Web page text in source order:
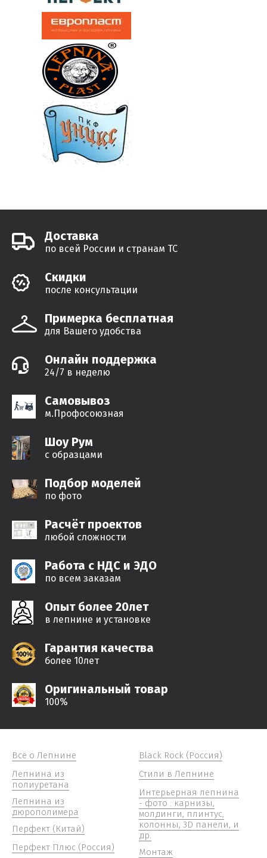
Доставка
по всей России и странам ТС
Cкидки
после консультации
Примерка бесплатная
для Вашего удобства
Онлайн поддержка
24/7 в неделю
Самовывоз
м.Профосоюзная
Шоу Рум
с образцами
Подбор моделей
по фото
Расчёт проектов
любой сложности
Работа с НДС и ЭДО
по всем заказам
Опыт более 20лет
в лепнине и установке
Гарантия качества
более 10лет
Оригинальный товар
100%
Всё о Лепнине
Лепнина из
полиуретана
Лепнина из
дюрополимера
Перфект (Китай)
Перфект Плюс (Россия)
Black Rock (Россия)
Стили в Лепнине
Интерьерная лепнина
- фото : карнизы,
молдинги, плинтус,
колонны, 3D панели, и
др.
Монтаж